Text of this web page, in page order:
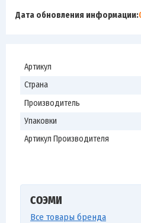
Дата обновления информации:
Артикул
Страна
Производитель
Упаковки
Артикул Производителя
СОЭМИ
Все товары бренда